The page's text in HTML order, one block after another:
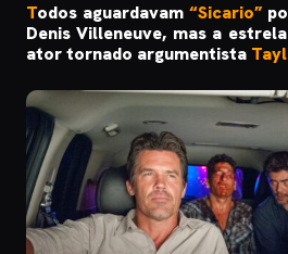
Todos aguardavam “Sicario”
Denis Villeneuve, mas a
ator tornado argumentista